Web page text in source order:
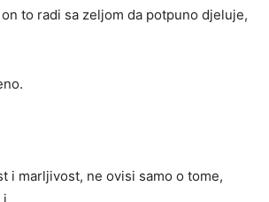
to radi sa zeljom da potpuno djeluje,
i marljivost, ne ovisi samo o tome,